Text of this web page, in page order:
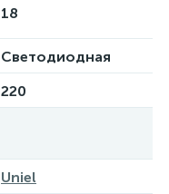
18
Светодиодная
220
Uniel